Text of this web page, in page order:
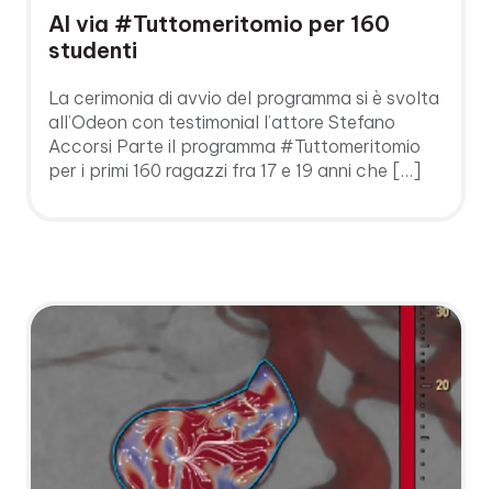
Al via #Tuttomeritomio per 160
studenti
La cerimonia di avvio del programma si è svolta
all’Odeon con testimonial l’attore Stefano
Accorsi Parte il programma #Tuttomeritomio
per i primi 160 ragazzi fra 17 e 19 anni che […]